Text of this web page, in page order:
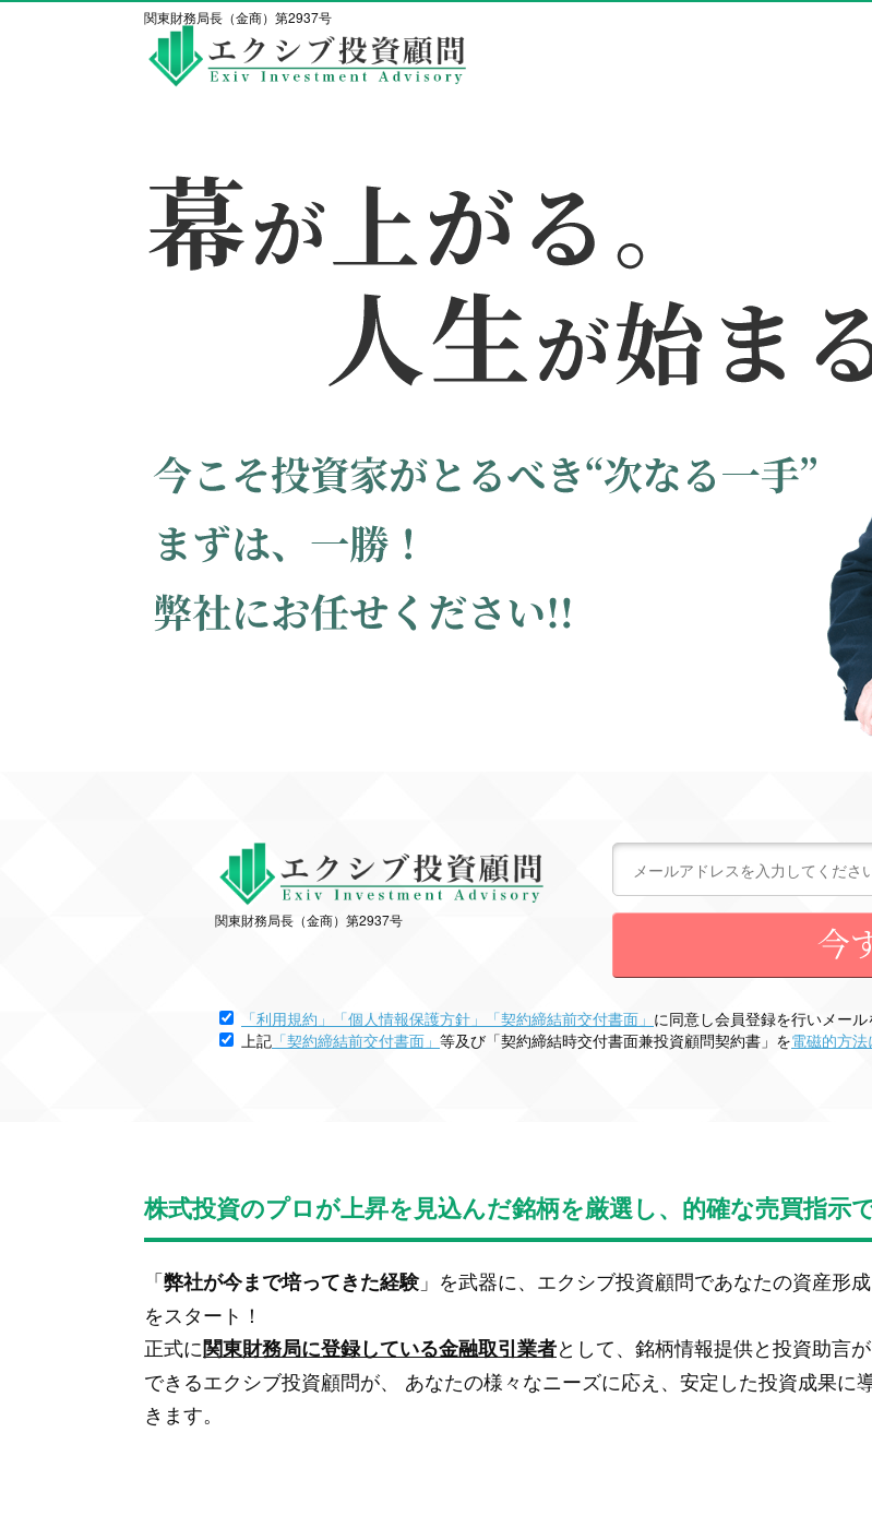
関東財務局長（金商）第2937号
関東財務局長（金商）第2937号
「利用規約」 「個人情報保護方針」 「契約締結前交付書面」 に同意し会員登録を行いメー
上記 「契約締結前交付書面」 等及び「契約締結時交付書面兼投資顧問契約書」を電磁的方
株式投資のプロが上昇を見込んだ銘柄を厳選し、 的確な売買指示
「弊社が今まで培ってきた経験 」を武器に、エクシブ投資顧問であなたの資産形成
をスタート！
正式に関東財務局に登録している金融取引業者として、銘柄情報提供と投資助言が
できるエクシブ投資顧問が、 あなたの様々なニーズに応え、安定した投資成果に
きます。